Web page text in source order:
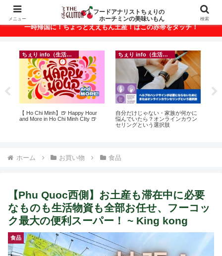
ベトナム・ホーチミンの美味いもんが満載！
一時帰国に！ちょっとええもん土産！はこの赤帯をタッチ！
ちぇり info（生活情報）
【 Ho Chi Minh】🍺 Happy Hour
and More in Ho Chi Minh CIty 🍺
ちぇり info（生活情報）
自分だけじゃない・家族が何かに
悩んでいたら？オンラインカウン
セリングという選択肢
ホーム お買い物 食品
【Phu Quoc西側】お土産も滞在中に必要
なものも生活物資も全部お任せ、フーコッ
ク最大の便利スーパー！ ~ King kong
食品
メニュー
フードアナリストちぇりの
ホーチミンの美味いもん
検索